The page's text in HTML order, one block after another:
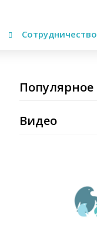
Сотрудничество
Популярное
Видео